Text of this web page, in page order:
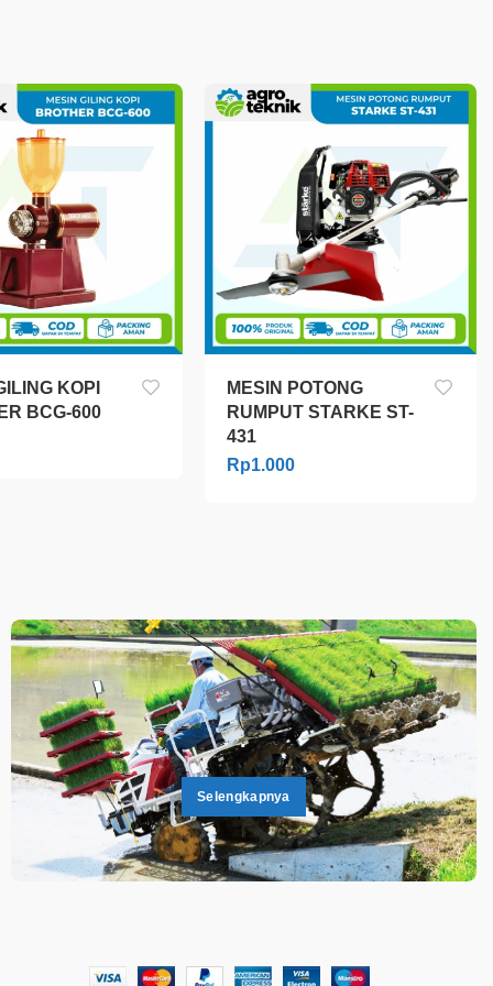
KOPI
BCG-600
MESIN POTONG
RUMPUT STARKE ST-
431
Rp1.000
.
.
Selengkapnya